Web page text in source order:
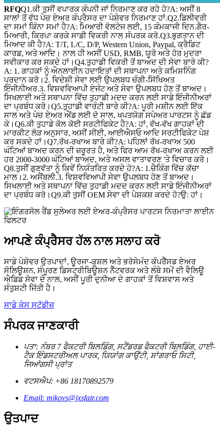
RFQQ1.ਕੀ ਤੁਸੀਂ ਵਪਾਰਕ ਕੰਪਨੀ ਜਾਂ ਨਿਰਮਾਣ ਕਰ ਰਹੇ ਹੋ?A: ਅਸੀਂ 8
ਸਾਲਾਂ ਤੋਂ ਵੱਧ ਪੇਚ ਏਅਰ ਕੰਪ੍ਰੈਸਰ ਦਾ ਪੇਸ਼ੇਵਰ ਨਿਰਮਾਣ ਹਾਂ.Q2.ਡਿਲੀਵਰੀ
ਦਾ ਸਮਾਂ ਕਿੰਨਾ ਸਮਾਂ ਹੈ?A: ਮਿਆਰੀ ਵੋਲਟੇਜ ਲਈ, 15 ਕੰਮਕਾਜੀ ਦਿਨ.ਗੈਰ-
ਮਿਆਰੀ, ਕਿਰਪਾ ਕਰਕੇ ਸਾਡੀ ਵਿਕਰੀ ਨਾਲ ਸੰਪਰਕ ਕਰੋ.Q3.ਭੁਗਤਾਨ ਦੀ
ਮਿਆਦ ਕੀ ਹੈ?A: T/T, L/C, D/P, Western Union, Paypal, ਕ੍ਰੈਡਿਟ
ਕਾਰਡ, ਅਤੇ ਆਦਿ। ਨਾਲ ਹੀ ਅਸੀਂ USD, RMB, ਯੂਰੋ ਅਤੇ ਹੋਰ ਮੁਦਰਾ
ਸਵੀਕਾਰ ਕਰ ਸਕਦੇ ਹਾਂ।Q4.ਤੁਹਾਡੀ ਵਿਕਰੀ ਤੋਂ ਬਾਅਦ ਦੀ ਸੇਵਾ ਬਾਰੇ ਕੀ?
A: 1. ਗਾਹਕਾਂ ਨੂੰ ਔਨਲਾਈਨ ਹਦਾਇਤਾਂ ਦੀ ਸਥਾਪਨਾ ਅਤੇ ਕਮਿਸ਼ਨਿੰਗ
ਪ੍ਰਦਾਨ ਕਰੋ।2. ਵਿਦੇਸ਼ੀ ਸੇਵਾ ਲਈ ਉਪਲਬਧ ਚੰਗੀ-ਸਿੱਖਿਅਤ
ਇੰਜੀਨੀਅਰ.3. ਵਿਸ਼ਵਵਿਆਪੀ ਏਜੰਟ ਅਤੇ ਸੇਵਾ ਉਪਲਬਧ ਹੋਣ ਤੋਂ ਬਾਅਦ।
ਸਿਖਲਾਈ ਅਤੇ ਸਥਾਪਨਾ ਵਿੱਚ ਤੁਹਾਡੀ ਮਦਦ ਕਰਨ ਲਈ ਸਾਡੇ ਇੰਜੀਨੀਅਰਾਂ
ਦਾ ਪ੍ਰਬੰਧ ਕਰੋ।Q5.ਤੁਹਾਡੀ ਵਾਰੰਟੀ ਬਾਰੇ ਕੀ?A: ਪੂਰੀ ਮਸ਼ੀਨ ਲਈ ਇੱਕ
ਸਾਲ ਅਤੇ ਪੇਚ ਏਅਰ ਐਂਡ ਲਈ ਦੋ ਸਾਲ, ਖਪਤਯੋਗ ਸਪੇਅਰ ਪਾਰਟਸ ਨੂੰ ਛੱਡ
ਕੇ।Q6.ਕੀ ਤੁਹਾਡੇ ਕੋਲ ਕੋਈ ਸਰਟੀਫਿਕੇਟ ਹੈ?A: ਹਾਂ, ਵੱਖ-ਵੱਖ ਗਾਹਕਾਂ ਦੀ
ਮਾਰਕੀਟ ਲੋੜ ਅਨੁਸਾਰ, ਅਸੀਂ ਸੀਈ, ਆਈਐਸਓ ਆਦਿ ਸਰਟੀਫਿਕੇਟ ਪੇਸ਼
ਕਰ ਸਕਦੇ ਹਾਂ।Q7.ਰੱਖ-ਰਖਾਅ ਬਾਰੇ ਕੀ?A: ਪਹਿਲਾਂ ਰੱਖ-ਰਖਾਅ 500
ਘੰਟਿਆਂ ਬਾਅਦ ਕਰਨ ਦੀ ਜ਼ਰੂਰਤ ਹੈ, ਅਤੇ ਫਿਰ ਆਮ ਰੱਖ-ਰਖਾਅ ਕਰਨ ਲਈ
ਹਰ 2000-3000 ਘੰਟਿਆਂ ਬਾਅਦ, ਅਤੇ ਅਸਲ ਵਾਤਾਵਰਣ 'ਤੇ ਵਿਚਾਰ ਕਰੋ।
Q8.ਤੁਸੀਂ ਗੁਣਵੱਤਾ ਨੂੰ ਕਿਵੇਂ ਨਿਯੰਤਰਿਤ ਕਰਦੇ ਹੋ?A: 1.ਚੈਕਿੰਗ ਵਿੱਚ ਕੱਚਾ
ਮਾਲ।2. ਅਸੈਂਬਲੀ.3. ਵਿਸ਼ਵਵਿਆਪੀ ਸੇਵਾ ਉਪਲਬਧ ਹੋਣ ਤੋਂ ਬਾਅਦ।
ਸਿਖਲਾਈ ਅਤੇ ਸਥਾਪਨਾ ਵਿੱਚ ਤੁਹਾਡੀ ਮਦਦ ਕਰਨ ਲਈ ਸਾਡੇ ਇੰਜੀਨੀਅਰਾਂ
ਦਾ ਪ੍ਰਬੰਧ ਕਰੋ।Q9.ਕੀ ਤੁਸੀਂ OEM ਸੇਵਾ ਦੀ ਪੇਸ਼ਕਸ਼ ਕਰਦੇ ਹੋ?ਉ: ਹਾਂ।
ਆਪਣੇ ਕੰਪ੍ਰੈਸਰ ਹੱਲ ਨਾਲ ਸਲਾਹ ਕਰੋ
ਸਾਡੇ ਪੇਸ਼ੇਵਰ ਉਤਪਾਦਾਂ, ਊਰਜਾ-ਕੁਸ਼ਲ ਅਤੇ ਭਰੋਸੇਮੰਦ ਕੰਪਰੈੱਸਡ ਏਅਰ
ਸੋਲਿਊਸ਼ਨ, ਸੰਪੂਰਣ ਡਿਸਟ੍ਰੀਬਿਊਸ਼ਨ ਨੈੱਟਵਰਕ ਅਤੇ ਲੰਬੇ ਸਮੇਂ ਦੀ ਵੈਲਿਊ
ਐਡਿਡ ਸੇਵਾ ਦੇ ਨਾਲ, ਅਸੀਂ ਪੂਰੀ ਦੁਨੀਆ ਦੇ ਗਾਹਕਾਂ ਤੋਂ ਵਿਸ਼ਵਾਸ ਅਤੇ
ਸੰਤੁਸ਼ਟੀ ਜਿੱਤੀ ਹੈ।
ਸਾਡੇ ਕੇਸ ਸਟੱਡੀਜ਼
ਸੰਪਰਕ ਜਾਣਕਾਰੀ
ਪਤਾ: ਨੰਬਰ 7 ਫੈਕਟਰੀ ਬਿਲਡਿੰਗ, ਸਟੈਂਡਰਡ ਫੈਕਟਰੀ ਬਿਲਡਿੰਗ, ਹਾਈ-
ਟੈਕ ਇੰਡਸਟਰੀਅਲ ਪਾਰਕ, ​​ਯਿਯਾਂਗ ਕਾਉਂਟੀ, ਸ਼ਾਂਗਰਾਓ ਸਿਟੀ,
ਜਿਆਂਗਸੀ ਪ੍ਰਾਂਤ
ਵਟਸਐਪ: +86 18170892579
Email: mikovs@jxsfair.com
ਉਤਪਾਦ